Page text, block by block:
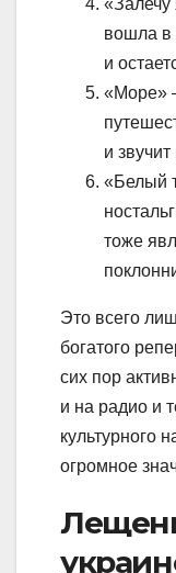
вошла в
и
«Море»
и
«Белый
тоже
Это всего
богатого
сих пор
и на радио и
культурного
огромное